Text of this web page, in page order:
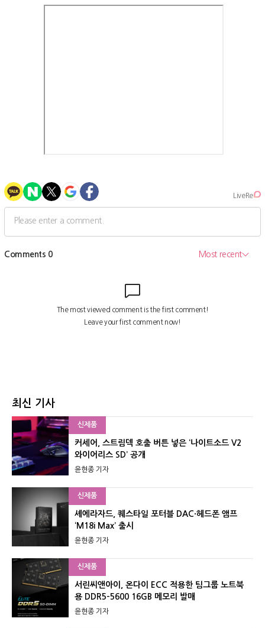
최신 기사
신제품
커세어, 스트림덱 호출 버튼 넣은 ‘나이트소드 V2
와이어리스 SD’ 공개
윤현종 기자
신제품
셰에라자드, 퀘스타일 포터블 DAC·헤드폰 앰프
‘M18i Max’ 출시
윤현종 기자
신제품
서린씨앤아이, 온다이 ECC 적용한 팀그룹 노트북
용 DDR5-5600 16GB 메모리 발매
윤현종 기자